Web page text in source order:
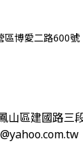
區博愛二路600號
山區建國路三